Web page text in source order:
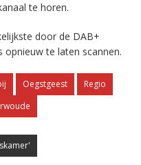
te horen.
door de DAB+
te laten scannen.
Oegstgeest
Regio